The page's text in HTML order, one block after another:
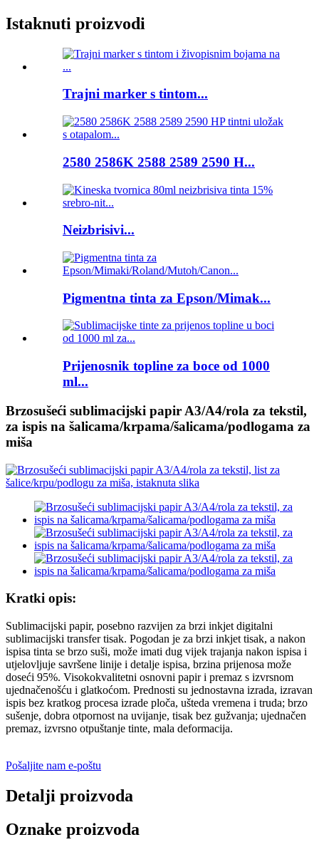
Istaknuti proizvodi
Trajni marker s tintom...
2580 2586K 2588 2589 2590 H...
Neizbrisivi...
Pigmentna tinta za Epson/Mimak...
Prijenosnik topline za boce od 1000
ml...
Brzosušeći sublimacijski papir A3/A4/rola za tekstil,
za ispis na šalicama/krpama/šalicama/podlogama za
miša
Kratki opis:
Sublimacijski papir, posebno razvijen za brzi inkjet digitalni
sublimacijski transfer tisak. Pogodan je za brzi inkjet tisak, a nakon
ispisa tinta se brzo suši, može imati dug vijek trajanja nakon ispisa i
utjelovljuje savršene linije i detalje ispisa, brzina prijenosa može
doseći 95%. Visokokvalitetni osnovni papir i premaz s izvrsnom
ujednačenošću i glatkoćom. Prednosti su jednostavna izrada, izravan
ispis bez kratkog procesa izrade ploča, ušteda vremena i truda; brzo
sušenje, dobra otpornost na uvijanje, tisak bez gužvanja; ujednačen
premaz, izvrsno otpuštanje tinte, mala deformacija.
Pošaljite nam e-poštu
Detalji proizvoda
Oznake proizvoda